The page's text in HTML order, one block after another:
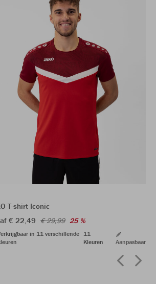
T-shirt Iconic
€ 22,49 € 29,99 25 %
in 11 verschillende
11
Kleuren
Aanpasbaar